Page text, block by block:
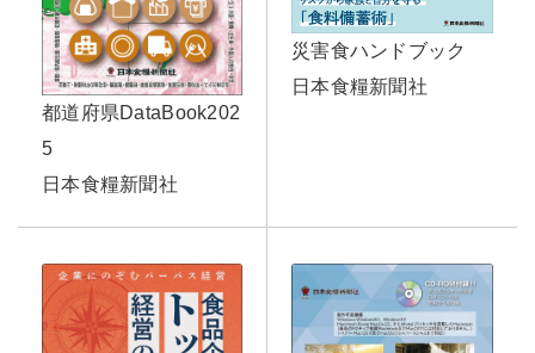
都道府県DataBook202
5
日本食糧新聞社
災害食ハンドブック
日本食糧新聞社